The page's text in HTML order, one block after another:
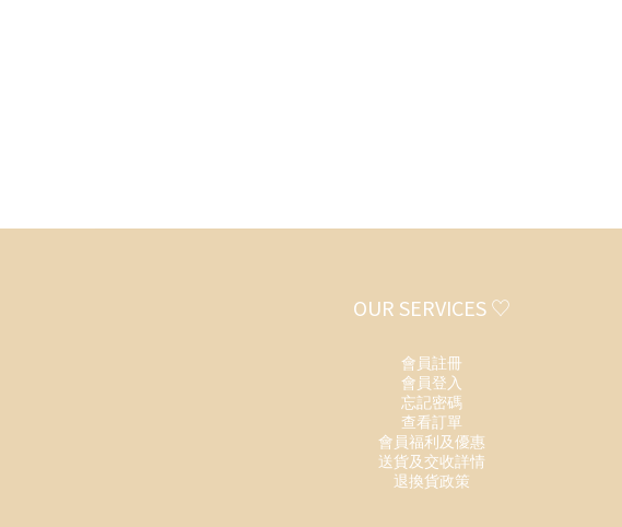
OUR SERVICES ♡
會員註冊
會員登入
忘記密碼
查看訂單
會員福利及優惠
送貨及交收詳情
退換貨政策